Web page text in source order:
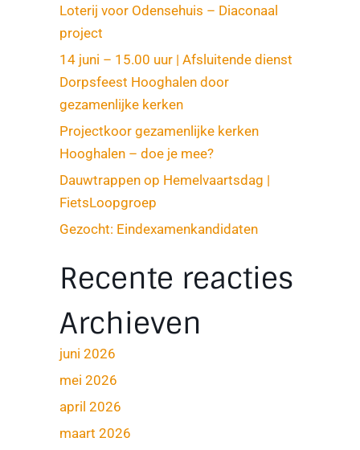
Loterij voor Odensehuis – Diaconaal
project
14 juni – 15.00 uur | Afsluitende dienst
Dorpsfeest Hooghalen door
gezamenlijke kerken
Projectkoor gezamenlijke kerken
Hooghalen – doe je mee?
Dauwtrappen op Hemelvaartsdag |
FietsLoopgroep
Gezocht: Eindexamenkandidaten
Recente reacties
Archieven
juni 2026
mei 2026
april 2026
maart 2026